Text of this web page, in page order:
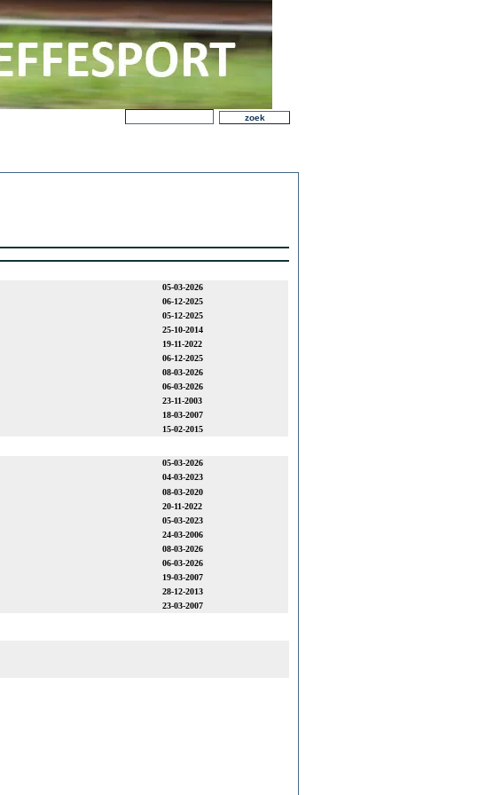
05-03-2026
06-12-2025
05-12-2025
25-10-2014
19-11-2022
06-12-2025
08-03-2026
06-03-2026
23-11-2003
18-03-2007
15-02-2015
05-03-2026
04-03-2023
08-03-2020
20-11-2022
05-03-2023
24-03-2006
08-03-2026
06-03-2026
19-03-2007
28-12-2013
23-03-2007